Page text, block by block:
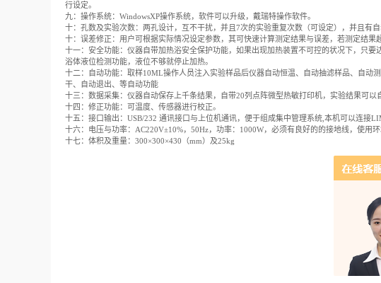
行设定。
九：操作系统：WindowsXP操作系统，软件可以升级，戴瑞特操作软件。
十：孔数及实验次数：两孔设计，互不干扰，并且7次的实验重复次数（可设定），并且有
十：误差修正：用户可根据实际情况设定参数，其可快速计算测定结果与误差，若测定结
十一：安全功能：仪器自带加热浴安全保护功能，如果出现加热装置不可控的状况下，只
浴体液位检测功能，液位不够就停止加热。
十二：自动功能：取样10ML操作人员注入实验样品后仪器自动恒温、自动抽滤样品、自
干、自动退出、等自动功能
十三：数据采集：仪器自动保存上千条结果，自带20列点阵微型热敏打印机，实验结果可
十四：修正功能：可温度、传感器进行校正。
十五：接口输出：USB/232 通讯接口与上位机通讯，便于组成集中管理系统,本机可以连接
十六：电压与功率：AC220V±10%，50Hz，功率：1000W，必须有良好的的接地线，使用
十七：体积及重量：300×300×430（mm）及25kg